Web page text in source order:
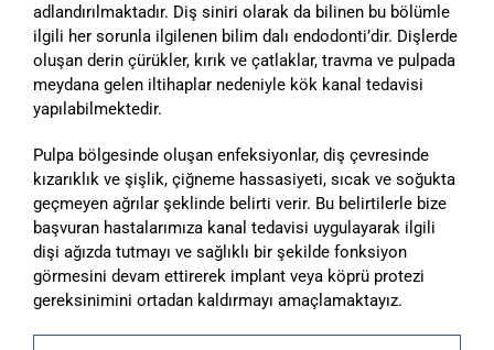
adlandırılmaktadır. Diş siniri olarak da bilinen bu bölümle
ilgili her sorunla ilgilenen bilim dalı endodonti’dir. Dişlerde
oluşan derin çürükler, kırık ve çatlaklar, travma ve pulpada
meydana gelen iltihaplar nedeniyle kök kanal tedavisi
yapılabilmektedir.
Pulpa bölgesinde oluşan enfeksiyonlar, diş çevresinde
kızarıklık ve şişlik, çiğneme hassasiyeti, sıcak ve soğukta
geçmeyen ağrılar şeklinde belirti verir. Bu belirtilerle bize
başvuran hastalarımıza kanal tedavisi uygulayarak ilgili
dişi ağızda tutmayı ve sağlıklı bir şekilde fonksiyon
görmesini devam ettirerek implant veya köprü protezi
gereksinimini ortadan kaldırmayı amaçlamaktayız.